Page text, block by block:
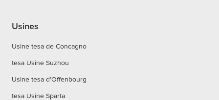
Usines
Usine tesa de Concagno
tesa Usine Suzhou
Usine tesa d’Offenbourg
tesa Usine Sparta